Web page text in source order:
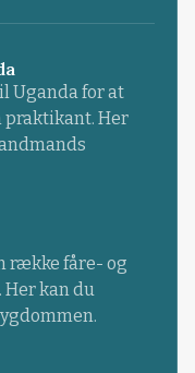
Uganda for at
Her
række fåre- og
kan du